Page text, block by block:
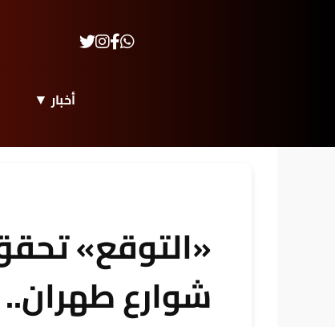
أخبار
«التوقع»
شوارع طهران..